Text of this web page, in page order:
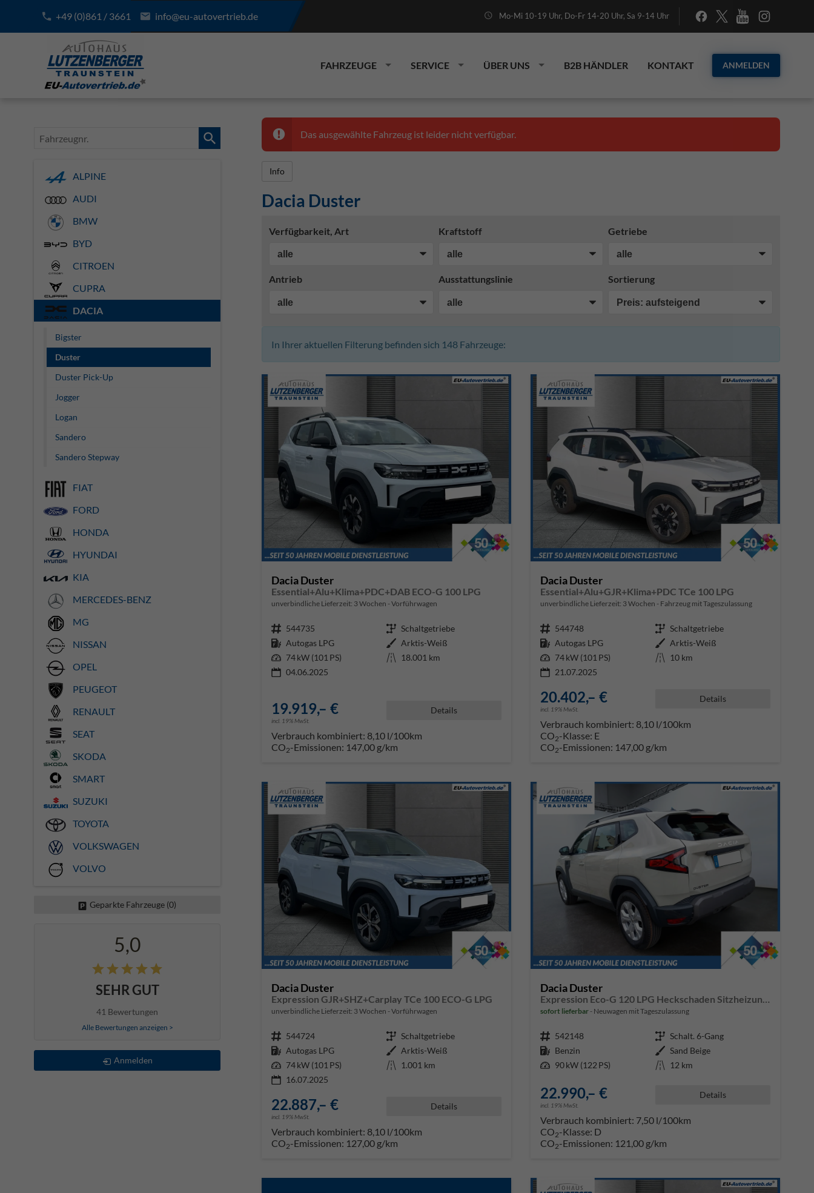
+49 (0)861 / 3661 info@eu-autovertrieb.de Mo-Mi 10-19 Uhr, Do-Fr 14-20 Uhr, Sa 9-14 Uhr
FAHRZEUGE SERVICE ÜBER UNS B2B HÄNDLER KONTAKT ANMELDEN
Das ausgewählte Fahrzeug ist leider nicht verfügbar.
Info
Dacia Duster
Verfügbarkeit, Art Kraftstoff Getriebe
Antrieb Ausstattungslinie Sortierung
In Ihrer aktuellen Filterung befinden sich 148Fahrzeuge:
Dacia Duster
Essential+Alu+Klima+PDC+DAB ECO-G 100 LPG
unverbindliche Lieferzeit: 3 Wochen Vorführwagen
Fahrzeugnr. 544735 Getriebe Schaltgetriebe
Kraftstoff Autogas LPG Außenfarbe Arktis-Weiß
Leistung 74 kW (101 PS) Kilometerstand 18.001 km
04.06.2025
19.919,– €
incl. 19% MwSt.
Details
Verbrauch kombiniert: 8,10 l/100km
CO2-Emissionen: 147,00 g/km
Dacia Duster
Essential+Alu+GJR+Klima+PDC TCe 100 LPG
unverbindliche Lieferzeit: 3 Wochen Fahrzeug mit Tageszulassung
Fahrzeugnr. 544748 Getriebe Schaltgetriebe
Kraftstoff Autogas LPG Außenfarbe Arktis-Weiß
Leistung 74 kW (101 PS) Kilometerstand 10 km
21.07.2025
20.402,– €
incl. 19% MwSt.
Details
Verbrauch kombiniert: 8,10 l/100km
CO2-Klasse: E
CO2-Emissionen: 147,00 g/km
Dacia Duster
Expression GJR+SHZ+Carplay TCe 100 ECO-G LPG
unverbindliche Lieferzeit: 3 Wochen Vorführwagen
Fahrzeugnr. 544724 Getriebe Schaltgetriebe
Kraftstoff Autogas LPG Außenfarbe Arktis-Weiß
Leistung 74 kW (101 PS) Kilometerstand 1.001 km
16.07.2025
22.887,– €
incl. 19% MwSt.
Details
Verbrauch kombiniert: 8,10 l/100km
CO2-Emissionen: 127,00 g/km
Dacia Duster
Expression Eco-G 120 LPG Heckschaden Sitzheizung Lenkradheizung Beifahrersitz mit Höhenverstellung
sofort lieferbar Neuwagen mit Tageszulassung
Fahrzeugnr. 542148 Getriebe Schalt. 6-Gang
Kraftstoff Benzin Außenfarbe Sand Beige
Leistung 90 kW (122 PS) Kilometerstand 12 km
22.990,– €
incl. 19% MwSt.
Details
Verbrauch kombiniert: 7,50 l/100km
CO2-Klasse: D
CO2-Emissionen: 121,00 g/km
Fahrzeugnr.
ALPINE
AUDI
BMW
BYD
CITROEN
CUPRA
DACIA
Bigster
Duster
Duster Pick-Up
Jogger
Logan
Sandero
Sandero Stepway
FIAT
FORD
HONDA
HYUNDAI
KIA
MERCEDES-BENZ
MG
NISSAN
OPEL
PEUGEOT
RENAULT
SEAT
SKODA
SMART
SUZUKI
TOYOTA
VOLKSWAGEN
VOLVO
Geparkte Fahrzeuge (0)
5,0
SEHR GUT
41 Bewertungen
Alle Bewertungen anzeigen >
Anmelden